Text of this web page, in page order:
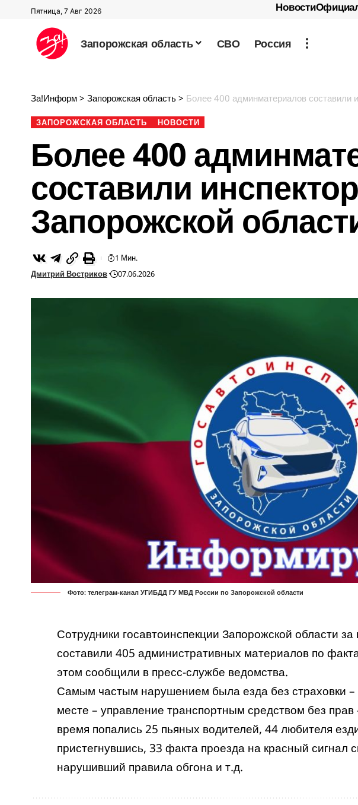
Пятница, 7 Авг 2026 Новости
Запорожская область СВО Россия
За!Информ > Запорожская область > Более 400 админматериалов составили
ЗАПОРОЖСКАЯ ОБЛАСТЬ НОВОСТИ
Более 400
составили
Запорожской
Дмитрий Востриков 07.06.2026
1 Мин.
Фото: телеграм-канал УГИБДД ГУ МВД России по Запорожской области
Сотрудники госавтоинспекции Запорожской области
составили 405 административных материалов по
этом сообщили в пресс-службе ведомства.
Самым частым нарушением была езда без страховки –
месте – управление транспортным средством без прав
время попались 25 пьяных водителей, 44 любителя
пристегнувшись, 33 факта проезда на красный сигнал
нарушивший правила обгона и т.д.